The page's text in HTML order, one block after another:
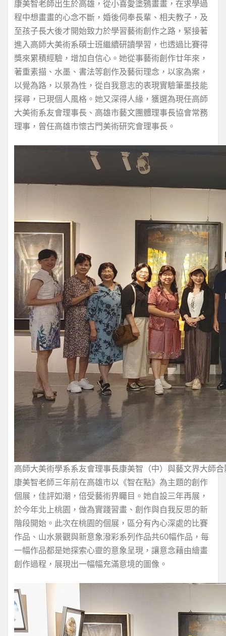
康美智老師出生於高雄，從小喜愛塗鴉畫畫，在求學過
程中想畫畫的心念不斷，婚後伺奉長輩、相夫教子，及
至孩子長大後才開始致力於學習藝術創作之路，緊接著
進入高師大美術系碩士班繼續研讀學習，也透過比賽得
獎來累積經驗，增加自信心。她從事藝術創作廿年來，
著重素描、水墨、書法等創作及藝衏理念，以家為案，
以覺為路，以景為性，從自我意志的表現實驗筆墨技能
探尋，已現個人風格。她又深得人緣，獲選為現任高師
大美術系友會理事長、高雄市藝文團體理事長協會常務
理事，曾任高雄市懷古門美術研究會理事長。
高師大美術學系系友會理事長康美智（中）與藝文界大師
康美智老師三年前在高雄市以《智在點》為主題的創作
個展，佳評如潮，倍受藝術界矚目。她自設三年再展，
於今年北上桃園，做為實踐習畫、創作與自我反思的新
階段開始。此次在桃園的個展，區分有內心深處的比賽
作品、山水景觀與新意象潑彩系列作品共60幅作品，每
一幅作品都是她探索心靈的意象呈現，讓意念藉由繪畫
創作過程，展現出一幅幅充滿意境的圖像。